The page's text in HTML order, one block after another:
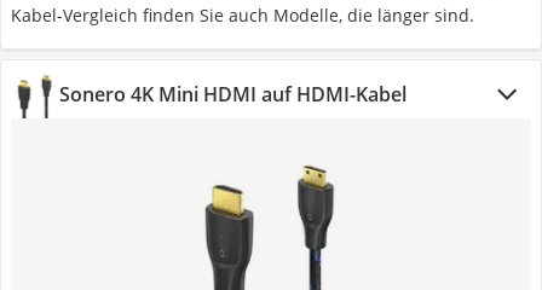
Kabel-Vergleich finden Sie auch Modelle, die länger sind.
Sonero 4K Mini HDMI auf HDMI-Kabel